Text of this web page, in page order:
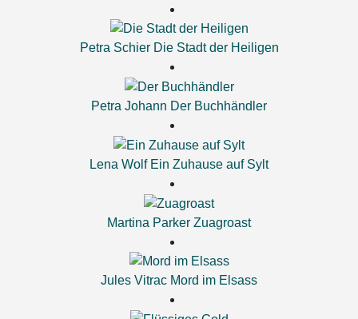
Petra Schier Die Stadt der Heiligen
Petra Johann Der Buchhändler
Lena Wolf Ein Zuhause auf Sylt
Martina Parker Zuagroast
Jules Vitrac Mord im Elsass